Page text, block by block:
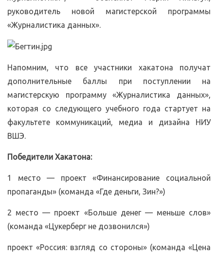
руководитель новой магистерской программы
«Журналистика данных».
Напомним, что все участники хакатона получат
дополнительные баллы при поступлении на
магистерскую программу «Журналистика данных»,
которая со следующего учебного года стартует на
факультете коммуникаций, медиа и дизайна НИУ
ВШЭ.
Победители Хакатона:
1 место — проект «Финансирование социальной
пропаганды» (команда «Где деньги, Зин?»)
2 место — проект «Больше денег — меньше слов»
(команда «Цукерберг не дозвонился»)
проект «Россия: взгляд со стороны» (команда «Цена